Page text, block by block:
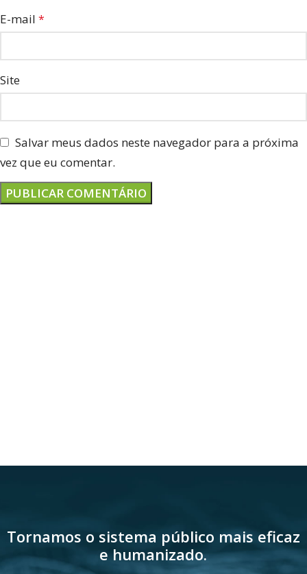
E-mail *
Site
Salvar meus dados neste navegador para a próxima
vez que eu comentar.
Tornamos o sistema público mais eficaz
e humanizado.